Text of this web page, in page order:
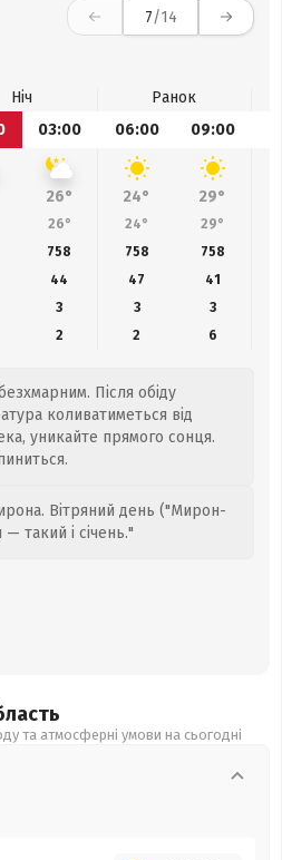
7/14
Ніч
Ранок
03:00 06:00 09:00
26° 24° 29°
26° 24° 29°
758 758 758
44 47 41
3 3
3
2 2 6
Після обіду
коливатиметься від
уникайте прямого сонця.
Вітряний день ("Мирон-
такий і січень."
та атмосферні умови на сьогодні